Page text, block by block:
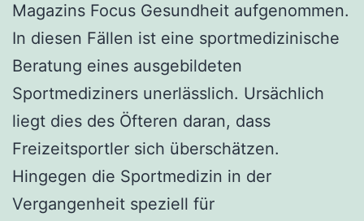
Magazins Focus Gesundheit aufgenommen.
In diesen Fällen ist eine sportmedizinische
Beratung eines ausgebildeten
Sportmediziners unerlässlich. Ursächlich
liegt dies des Öfteren daran, dass
Freizeitsportler sich überschätzen.
Hingegen die Sportmedizin in der
Vergangenheit speziell für